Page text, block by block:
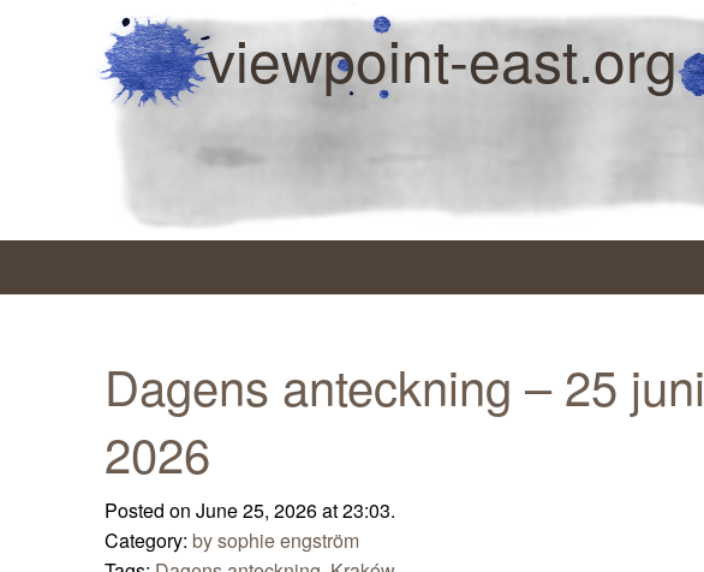
viewpoint-east.org
Dagens anteckning – 25 juni
2026
Posted on June 25, 2026 at 23:03.
Category: by sophie engström